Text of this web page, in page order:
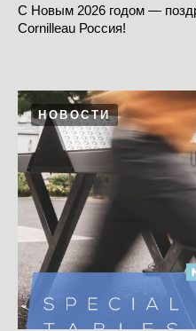
С Новым 2026 годом —
Cornilleau Россия!
НОВОСТИ